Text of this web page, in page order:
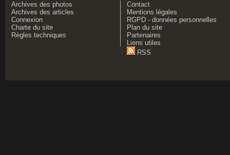
Archives des photos
Archives des articles
Connexion
Charte du site
Règles techniques
Contact
Mentions légales
RGPD - données personnelles
Plan du site
Partenaires
Liens utiles
RSS